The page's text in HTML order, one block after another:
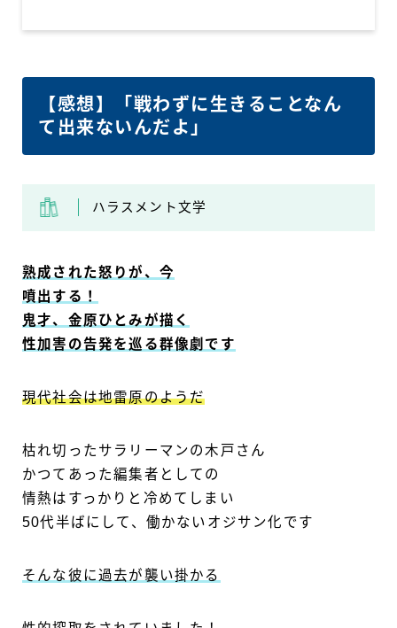
【感想】「戦わずに生きることなん
て出来ないんだよ」
ハラスメント文学
熟成された怒りが、今
噴出する！
鬼才、金原ひとみが描く
性加害の告発を巡る群像劇です
現代社会は地雷原のようだ
枯れ切ったサラリーマンの木戸さん
かつてあった編集者としての
情熱はすっかりと冷めてしまい
50代半ばにして、働かないオジサン化です
そんな彼に過去が襲い掛かる